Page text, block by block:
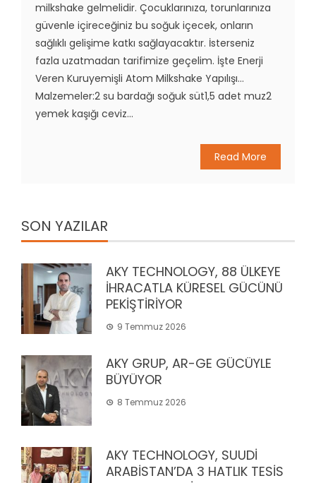
milkshake gelmelidir. Çocuklarınıza, torunlarınıza
güvenle içireceğiniz bu soğuk içecek, onların
sağlıklı gelişime katkı sağlayacaktır. İsterseniz
fazla uzatmadan tarifimize geçelim. İşte Enerji
Veren Kuruyemişli Atom Milkshake Yapılışı…
Malzemeler:2 su bardağı soğuk süt1,5 adet muz2
yemek kaşığı ceviz...
Read More
SON YAZILAR
AKY TECHNOLOGY, 88 ÜLKEYE
İHRACATLA KÜRESEL GÜCÜNÜ
PEKİŞTİRİYOR
9 Temmuz 2026
AKY GRUP, AR-GE GÜCÜYLE
BÜYÜYOR
8 Temmuz 2026
AKY TECHNOLOGY, SUUDİ
ARABİSTAN’DA 3 HATLIK TESİS